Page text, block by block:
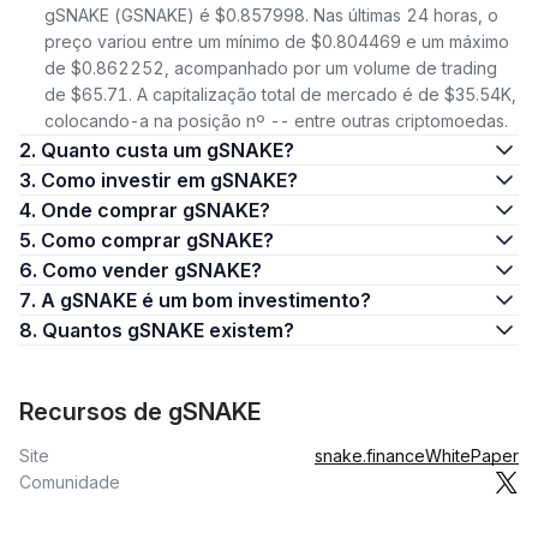
gSNAKE (GSNAKE) é $0.857998. Nas últimas 24 horas, o
preço variou entre um mínimo de $0.804469 e um máximo
de $0.862252, acompanhado por um volume de trading
de $65.71. A capitalização total de mercado é de $35.54K,
colocando-a na posição nº -- entre outras criptomoedas.
2. Quanto custa um gSNAKE?
3. Como investir em gSNAKE?
4. Onde comprar gSNAKE?
5. Como comprar gSNAKE?
6. Como vender gSNAKE?
7. A gSNAKE é um bom investimento?
8. Quantos gSNAKE existem?
Recursos de gSNAKE
Site snake.financeWhitePaper
Comunidade